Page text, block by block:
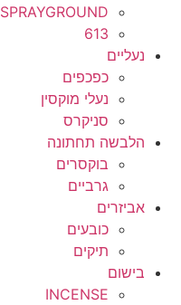
SPRAYGROUND
613
נעליים
כפכפים
נעלי מוקסין
סניקרס
הלבשה תחתונה
בוקסרים
גרביים
אביזרים
כובעים
תיקים
בישום
INCENSE